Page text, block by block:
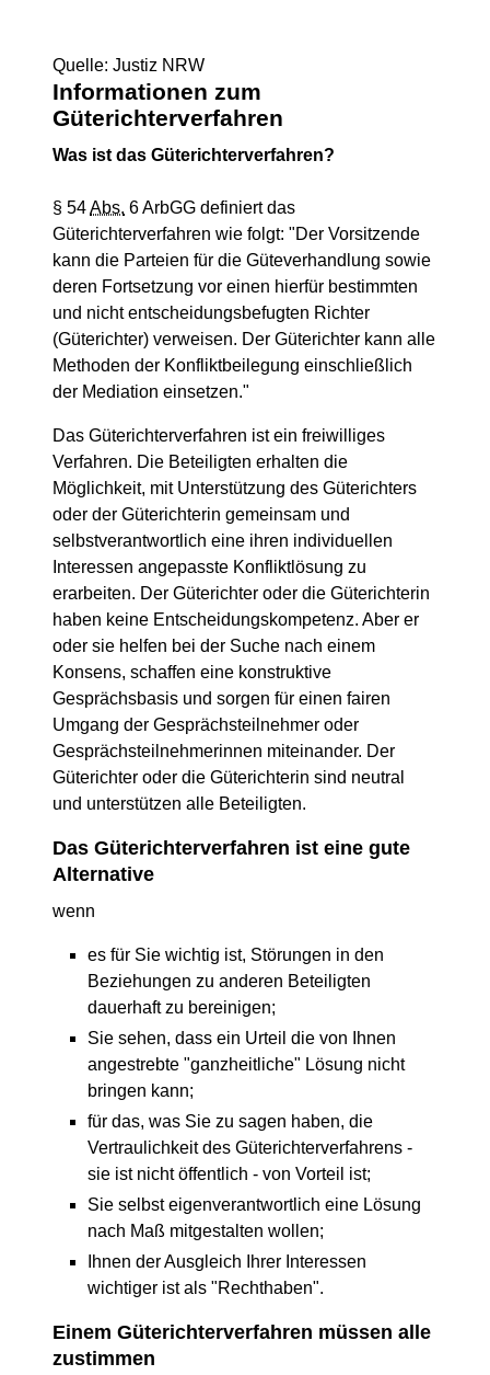
Quelle: Justiz NRW
Informationen zum
Güterichterverfahren
Was ist das Güterichterverfahren?
§ 54Abs. 6 ArbGG definiert das
Güterichterverfahren wie folgt: "Der Vorsitzende
kann die Parteien für die Güteverhandlung sowie
deren Fortsetzung vor einen hierfür bestimmten
und nicht entscheidungsbefugten Richter
(Güterichter) verweisen. Der Güterichter kann alle
Methoden der Konfliktbeilegung einschließlich
der Mediation einsetzen."
Das Güterichterverfahren ist ein freiwilliges
Verfahren. Die Beteiligten erhalten die
Möglichkeit, mit Unterstützung des Güterichters
oder der Güterichterin gemeinsam und
selbstverantwortlich eine ihren individuellen
Interessen angepasste Konfliktlösung zu
erarbeiten. Der Güterichter oder die Güterichterin
haben keine Entscheidungskompetenz. Aber er
oder sie helfen bei der Suche nach einem
Konsens, schaffen eine konstruktive
Gesprächsbasis und sorgen für einen fairen
Umgang der Gesprächsteilnehmer oder
Gesprächsteilnehmerinnen miteinander. Der
Güterichter oder die Güterichterin sind neutral
und unterstützen alle Beteiligten.
Das Güterichterverfahren ist eine gute
Alternative
wenn
es für Sie wichtig ist, Störungen in den
Beziehungen zu anderen Beteiligten
dauerhaft zu bereinigen;
Sie sehen, dass ein Urteil die von Ihnen
angestrebte "ganzheitliche" Lösung nicht
bringen kann;
für das, was Sie zu sagen haben, die
Vertraulichkeit des Güterichterverfahrens -
sie ist nicht öffentlich - von Vorteil ist;
Sie selbst eigenverantwortlich eine Lösung
nach Maß mitgestalten wollen;
Ihnen der Ausgleich Ihrer Interessen
wichtiger ist als "Rechthaben".
Einem Güterichterverfahren müssen alle
zustimmen